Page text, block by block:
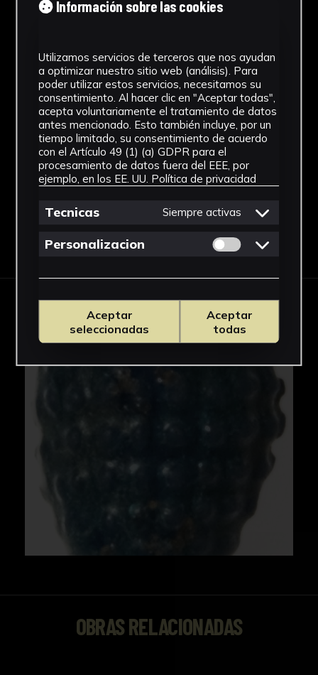
Estilo
Arte egipcio
Técnica
Fayenza
Ver más
Descargar Ficha
IMÁGENES
OBRAS RELACIONADAS
Información sobre las cookies
Utilizamos servicios de terceros que nos ayudan
a optimizar nuestro sitio web (análisis). Para
poder utilizar estos servicios, necesitamos su
consentimiento. Al hacer clic en "Aceptar todas",
acepta voluntariamente el tratamiento de datos
antes mencionado. Esto también incluye, por un
tiempo limitado, su consentimiento de acuerdo
con el Artículo 49 (1) (a) GDPR para el
procesamiento de datos fuera del EEE, por
ejemplo, en los EE. UU. Política de privacidad
Tecnicas Siempre activas
Personalizacion Permitir cookies
Aceptar
seleccionadas
Aceptar
todas